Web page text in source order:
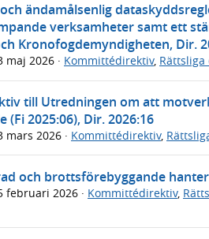
ändamålsenlig
verksamheter samt ett
Kronofogdemyndigheten, Dir.
maj 2026 · Kommittédirektiv,
till Utredningen om att
(Fi 2025:06), Dir. 2026:16
mars 2026 · Kommittédirektiv,
och brottsförebyggande
februari 2026 · Kommittédirektiv,